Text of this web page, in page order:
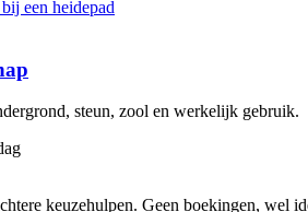
steun, zool en werkelijk gebruik.
keuzehulpen. Geen boekingen, wel